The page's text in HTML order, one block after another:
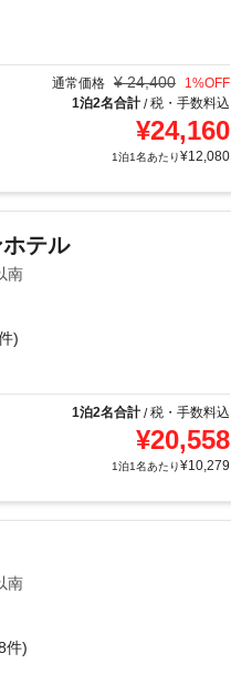
通常価格 ¥ 24,400 1%OFF
1泊2名合計/税・手数料込
¥24,160
1泊1名あたり¥12,080
テル
南
)
1泊2名合計/税・手数料込
¥20,558
1泊1名あたり¥10,279
南
件)